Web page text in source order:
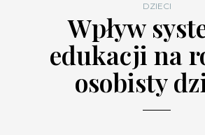
DZIECI
Wpływ
edukacji na
osobisty